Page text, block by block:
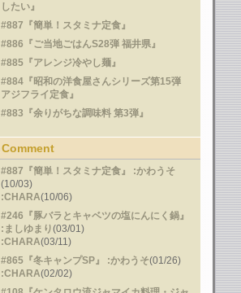
したい』
#887『簡単！スタミナ定食』
#886『ご当地ごはんS28弾 福井県』
#885『アレンジ冷やし麺』
#884『昭和の洋食屋さんシリーズ第15弾
アジフライ定食』
#883『余りがちな調味料 第3弾』
Comment
#887『簡単！スタミナ定食』
:かわうそ
(10/03)
:CHARA(10/06)
#246『豚バラとキャベツの塩にんにく鍋』
:ましゆまり(03/01)
:CHARA(03/11)
#865『冬キャンプSP』
:かわうそ(01/26)
:CHARA(02/02)